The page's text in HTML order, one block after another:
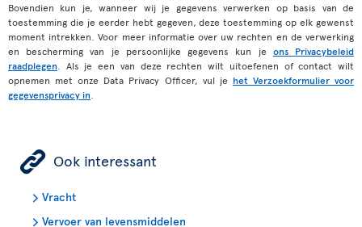
Bovendien kun je, wanneer wij je gegevens verwerken op basis van de
toestemming die je eerder hebt gegeven, deze toestemming op elk gewenst
moment intrekken. Voor meer informatie over uw rechten en de verwerking
en bescherming van je persoonlijke gegevens kun je ons Privacybeleid
raadplegen . Als je een van deze rechten wilt uitoefenen of contact wilt
opnemen met onze Data Privacy Officer, vul je het Verzoekformulier voor
gegevensprivacy in
ÿ Ook interessant
Vracht
Vervoer van levensmiddelen